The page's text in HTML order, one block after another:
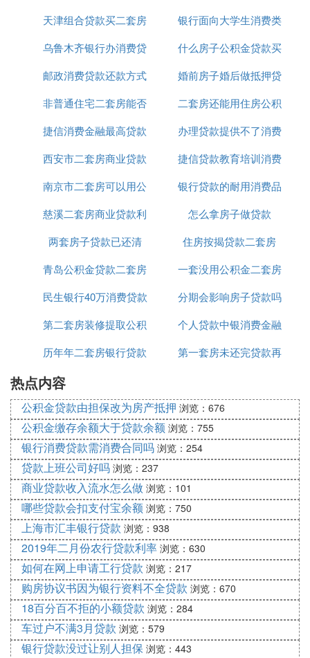
信用记录：申请人需信用良好，无不良信用记
录。
：根据贷款类型（信用贷款或 抵押贷
款），可能需提供贷款人认可的担保。信用贷款
无需抵押物，但额度及利率可能受限；抵押贷款
则需提供符合银行要求的抵押物。
个人综合消费贷款定义：
定义：个人综合消费贷款是指银行或其他金融机
构向符合条件的个人发放的，用于其本人及家庭
具有明确消费用途的人民币贷款。这些消费用途
包括但不限于购买耐用消费品、教育、医疗、旅
特点：贷款额度根据申请人的收入、信用状况及
担保情况等因素综合确定，额度范围一般在数万
的需求选择短期、中期或长期贷款。贷款利率
据市场情况及银行政策调整，一般低于信用卡分
期付款等消费信贷产品的利率。
在申请个人消费贷款时，建议咨询多家银行或金融机
构，了解不同产品的特点、利率、额度及申请条件，
以便选择最适合自己的贷款方案。
『叁』 消费贷款需要什么条件
消费贷款需要的条件主要包括以下几点
年龄要求：
借款人需年满18周岁，具有完全民事行为
能力，且年龄不得超过65周岁。
身份证明：
借款人需提供合法有效的身份证明，必须
为中华人民共和国公民。身份证明是贷款
审核的重要依据，用于核实借款人的身份
信息和资信状况。
职业和收入稳定性：
天津组合贷款买二套房
首付
银行面向大学生消费类
贷款
乌鲁木齐银行办消费贷
款
什么房子公积金贷款买
房
邮政消费贷款还款方式
婚前房子婚后做抵押贷
款
非普通住宅二套房能否
公积金贷款
二套房还能用住房公积
金贷款
捷信消费金融最高贷款
20万
办理贷款提供不了消费
用途
西安市二套房商业贷款
政策
捷信贷款教育培训消费
凭证怎么弄
南京市二套房可以用公
积金贷款吗
银行贷款的耐用消费品
慈溪二套房商业贷款利
率
怎么拿房子做贷款
两套房子贷款已还清
住房按揭贷款二套房
青岛公积金贷款二套房
首付多少
一套没用公积金二套房
公积金贷款
民生银行40万消费贷款
分期会影响房子贷款吗
第二套房装修提取公积
金贷款吗
个人贷款中银消费金融
有限公司官网
历年年二套房银行贷款
第一套房未还完贷款再
热点内容
公积金贷款由担保改为房产抵押 浏览：676
公积金缴存余额大于贷款余额 浏览：755
银行消费贷款需消费合同吗 浏览：254
贷款上班公司好吗 浏览：237
商业贷款收入流水怎么做 浏览：101
哪些贷款会扣支付宝余额 浏览：750
上海市汇丰银行贷款 浏览：938
2019年二月份农行贷款利率 浏览：630
如何在网上申请工行贷款 浏览：217
购房协议书因为银行资料不全贷款 浏览：670
18百分百不拒的小额贷款 浏览：284
车过户不满3月贷款 浏览：579
银行贷款没过让别人担保 浏览：443